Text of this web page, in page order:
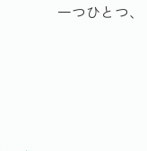
一つひとつ、